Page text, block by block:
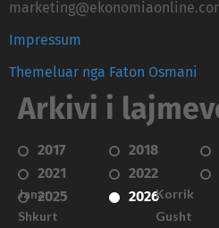
Impressum
Themeluar nga Faton Osmani
Arkivi i
2017 2018
2021
2022
2025
2026
Janar
Shkurt
Korrik
Gusht